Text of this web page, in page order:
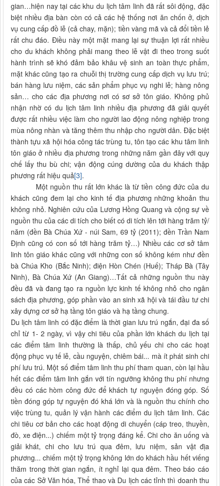
gian…hiện nay tại các khu du lịch tâm linh đã rất sôi động, đặc
biệt nhiều địa bàn còn có cả các hệ thống nơi ăn chốn ở, dịch
vụ cung cấp đồ lễ (cả chay, mặn); tiền vàng mã và cả đổi tiền lẻ
rất chu đáo. Điều này một mặt mang lại sự thuận lợi rất nhiều
cho du khách không phải mang theo lễ vật đi theo trong suốt
hành trình sẽ khó đảm bảo khâu vệ sinh an toàn thực phẩm,
mặt khác cũng tạo ra chuỗi thị trường cung cấp dịch vụ lưu trú;
bán hàng lưu niệm, các sản phẩm phục vụ nghi lễ; hàng nông
sản… cho các địa phương nơi có sơ sở tôn giáo. Không phủ
nhận nhờ có du lịch tâm linh nhiều địa phương đã giải quyết
được rất nhiều việc làm cho người lao động nông nghiệp trong
mùa nông nhàn và tăng thêm thu nhập cho người dân. Đặc biệt
thành tựu xã hội hóa công tác trùng tu, tôn tạo các khu tâm linh
tôn giáo ở nhiều địa phương trong những năm gần đây với quy
chế lấy thu bù chi; vận động cúng dường của du khách thập
phương rất hiệu quả[3].
Một nguồn thu rất lớn khác là từ tiền công đức của du
khách cũng đem lại cho kinh tế địa phương những khoản thu
không nhỏ. Nghiên cứu của Lương Hồng Quang và cộng sự về
nguồn thu của các di tích cho biết có di tích lên tới hàng trăm tỷ/
năm (đền Bà Chúa Xứ - núi Sam, 69 tỷ (2011); đền Trần Nam
Định cũng có con số tới hàng trăm tỷ…) Nhiều các cơ sở tâm
linh tôn giáo khác cũng với những con số không kém như đền
bà Chúa Kho (Bắc Ninh); điện Hòn Chén (Huế); Tháp Bà (Tây
Ninh), Bà Chúa Xứ (An Giang)…Tất cả những nguồn thu này
đều đã và đang tạo ra nguồn lực kinh tế không nhỏ cho ngân
sách địa phương, góp phần vào an sinh xã hội và tái đầu tư chi
xây dựng cơ sở hạ tầng tôn giáo và hạ tầng chung.
Du lịch tâm linh có đặc điểm là thời gian lưu trú ngắn, đại đa số
chỉ từ 1- 2 ngày, vì vậy chi tiêu của phần lớn khách du lịch tại
các điểm tâm linh thường là thấp, chủ yếu chi cho các hoạt
động phục vụ tế lễ, cầu nguyện, chiêm bái... mà ít phát sinh chi
phí lưu trú. Một số điểm tâm linh thu phí tham quan, còn lại hầu
hết các điểm tâm linh gắn với tín ngưỡng không thu phí nhưng
đều có các hòm công đức để khách tự nguyện đóng góp. Số
tiền đóng góp tự nguyện đó khá lớn và là nguồn thu chính cho
việc trùng tu, quản lý vận hành các điểm du lịch tâm linh. Các
chi tiêu cơ bản cho các hoạt động di chuyển (cáp treo, thuyền,
đò, xe điện...) chiếm một tỷ trọng đáng kể. Chi cho ăn uống và
giải khát, chi cho lưu trú qua đêm, lưu niệm, sản vật địa
phương... chiếm một tỷ trọng không lớn do khách hầu hết viếng
thăm trong thời gian ngắn, ít nghỉ lại qua đêm. Theo báo cáo
của các Sở Văn hóa, Thể thao và Du lịch các tỉnh thì doanh thu